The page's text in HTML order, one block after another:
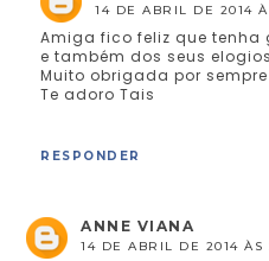
14 DE ABRIL DE 2014
Amiga fico feliz que
e também dos seus
Muito obrigada por
Te adoro Tais
RESPONDER
ANNE VIANA
14 DE ABRIL DE 2014 ÀS